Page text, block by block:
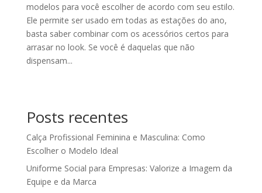
modelos para você escolher de acordo com seu estilo.
Ele permite ser usado em todas as estações do ano,
basta saber combinar com os acessórios certos para
arrasar no look. Se você é daquelas que não
dispensam...
Posts recentes
Calça Profissional Feminina e Masculina: Como
Escolher o Modelo Ideal
Uniforme Social para Empresas: Valorize a Imagem da
Equipe e da Marca